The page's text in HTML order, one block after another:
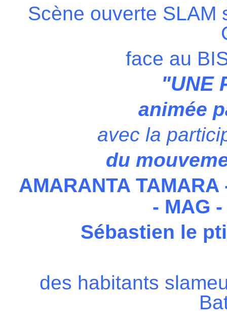
Scène ouverte SLAM
face au
"UNE
animée
avec la
du
AMARANTA TAMARA
- MAG
Sébastien le
des habitants